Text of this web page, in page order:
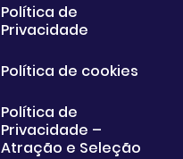
Política de
Privacidade
Política de cookies
Política de
Privacidade –
Atração e Seleção